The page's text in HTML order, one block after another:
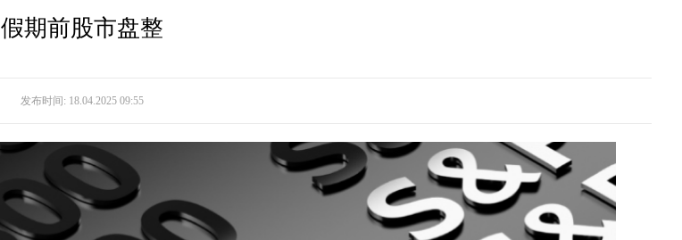
假期前股市盘整
发布时间: 18.04.2025 09:55